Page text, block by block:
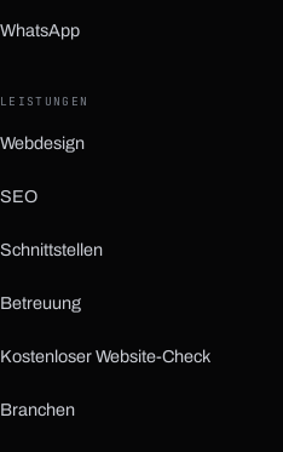
WhatsApp
(öffnet in neuem Tab)
LEISTUNGEN
Webdesign
SEO
Schnittstellen
Betreuung
Kostenloser Website-Check
Branchen